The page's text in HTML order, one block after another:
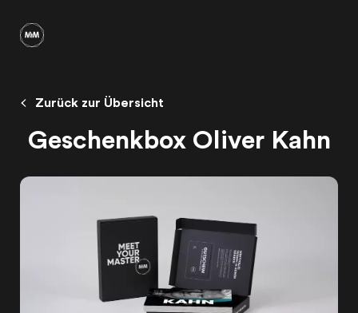
Zurück zur Übersicht
Geschenkbox Oliver Kahn